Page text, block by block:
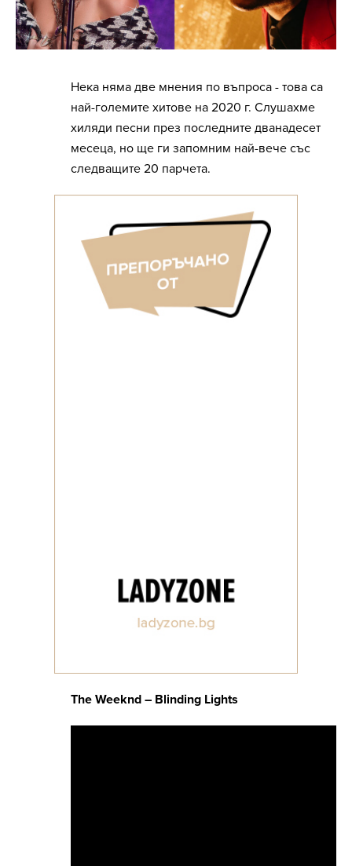
Нека няма две мнения по въпроса - това са
най-големите хитове на 2020 г. Слушахме
хиляди песни през последните дванадесет
месеца, но ще ги запомним най-вече със
следващите 20 парчета.
The Weeknd – Blinding Lights